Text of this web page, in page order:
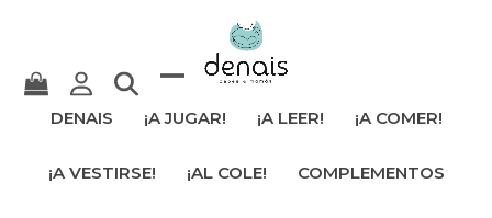
ocultar
móvil
DENAIS ¡A JUGAR! ¡A LEER! ¡A COMER!
¡A VESTIRSE! ¡AL COLE! COMPLEMENTOS